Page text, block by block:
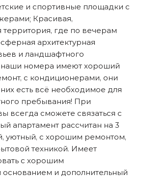
и спортивные площадки с
Красивая,
территория, где по вечерам
архитектурная
и ландшафтного
наши номера имеют хороший
с кондиционерами, они
есть всё необходимое для
пребывания! При
всегда сможете связаться с
апартамент рассчитан на 3
уютный, с хорошим ремонтом,
техникой. Имеет
с хорошим
и дополнительный